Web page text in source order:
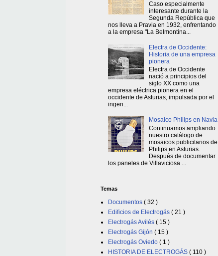
Caso especialmente
interesante durante la
Segunda República que
nos lleva a Pravia en 1932, enfrentando
a la empresa "La Belmontina...
Electra de Occidente:
Historia de una empresa
pionera
Electra de Occidente
nació a principios del
siglo XX como una
empresa eléctrica pionera en el
occidente de Asturias, impulsada por el
ingen...
Mosaico Philips en Navia
Continuamos ampliando
nuestro catálogo de
mosaicos publicitarios de
Philips en Asturias.
Después de documentar
los paneles de Villaviciosa ...
Temas
Documentos ( 32 )
Edificios de Electrogás ( 21 )
Electrogás Avilés ( 15 )
Electrogás Gijón ( 15 )
Electrogás Oviedo ( 1 )
HISTORIA DE ELECTROGÁS ( 110 )